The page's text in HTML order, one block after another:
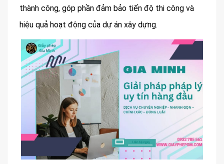
thành công, góp phần đảm bảo tiến độ thi công và
hiệu quả hoạt động của dự án xây dựng.